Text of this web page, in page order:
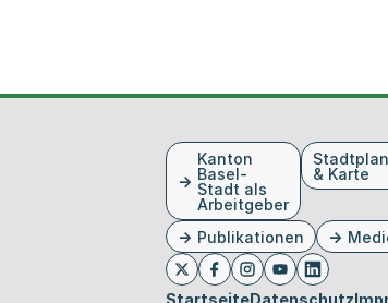
Kanton
Basel-
Stadt als
Arbeitgeber
Stadtplan
& Karte
Publikationen
Twitter Externer Link, wird
FacebookExterner Link,
InstagramExterner
Youtube
Linkedin
StartseiteDatenschutz